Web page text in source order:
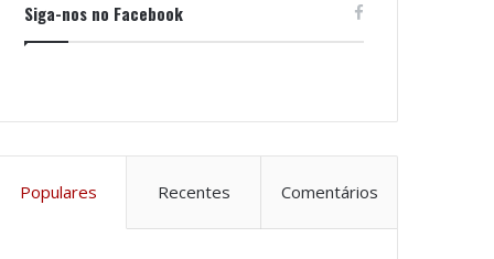
Siga-nos no Facebook
Populares Recentes Comentários